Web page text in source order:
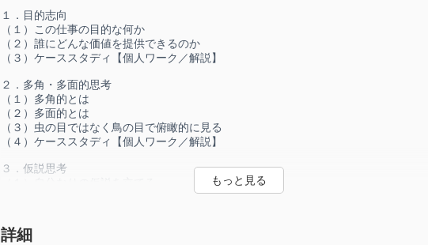
１．目的志向
（１）この仕事の目的な何か
（２）誰にどんな価値を提供できるのか
（３）ケーススタディ【個人ワーク／解説】
２．多角・多面的思考
（１）多角的とは
（２）多面的とは
（３）虫の目ではなく鳥の目で俯瞰的に見る
（４）ケーススタディ【個人ワーク／解説】
３．仮説思考
４．批判的思考（クリティカルシンキング）
詳細